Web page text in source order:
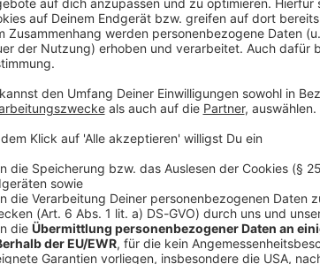
innerstädtische Stau, wenn besonders an
nach Salzburg strömen. «Schon wenn wir
dürfte das für Entlastung sorgen», sagte
hätten nichts davon, wenn sie - statt in der
Garagen, Krankenhäuser, Betriebe und Hotels